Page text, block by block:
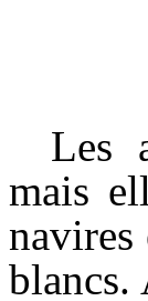
Les
mais
navires
blancs.